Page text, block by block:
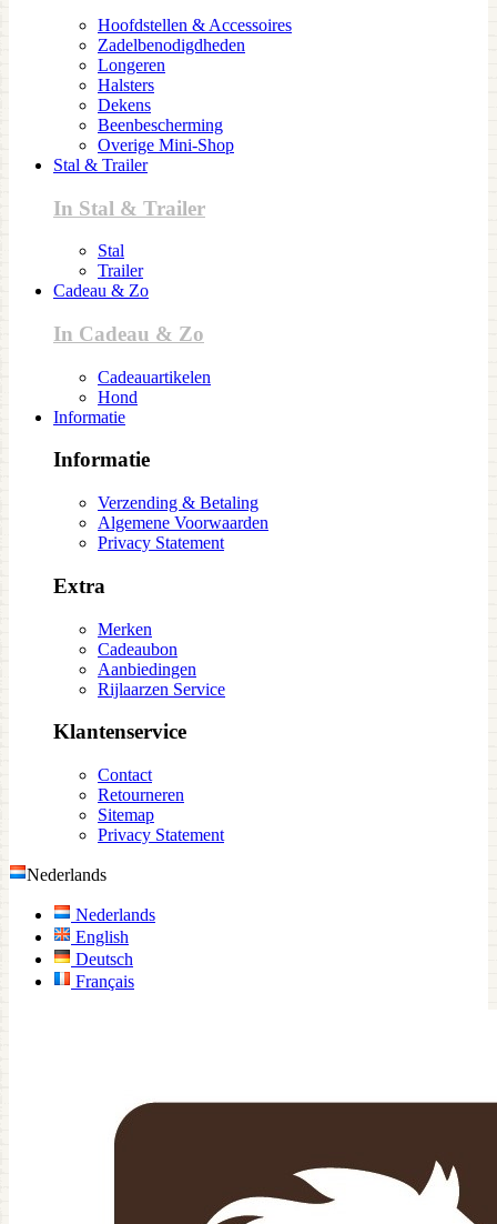
Hoofdstellen & Accessoires
Zadelbenodigdheden
Longeren
Halsters
Dekens
Beenbescherming
Overige Mini-Shop
Stal & Trailer
In Stal & Trailer
Stal
Trailer
Cadeau & Zo
In Cadeau & Zo
Cadeauartikelen
Hond
Informatie
Informatie
Verzending & Betaling
Algemene Voorwaarden
Privacy Statement
Extra
Merken
Cadeaubon
Aanbiedingen
Rijlaarzen Service
Klantenservice
Contact
Retourneren
Sitemap
Privacy Statement
Nederlands
Nederlands
English
Deutsch
Français